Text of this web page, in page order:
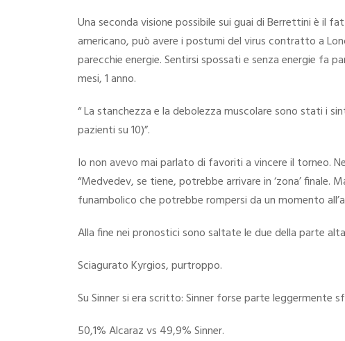
Una seconda visione possibile sui guai di Berrettini è il
americano, può avere i postumi del virus contratto a
parecchie energie. Sentirsi spossati e senza energie fa
mesi, 1 anno.
“ La stanchezza e la debolezza muscolare sono stati i
pazienti su 10)”.
Io non avevo mai parlato di favoriti a vincere il torneo.
“Medvedev, se tiene, potrebbe arrivare in ‘zona’ finale.
funambolico che potrebbe rompersi da un momento
Alla fine nei pronostici sono saltate le due della parte
Sciagurato Kyrgios, purtroppo.
Su Sinner si era scritto: Sinner forse parte leggermente
50,1% Alcaraz vs 49,9% Sinner.